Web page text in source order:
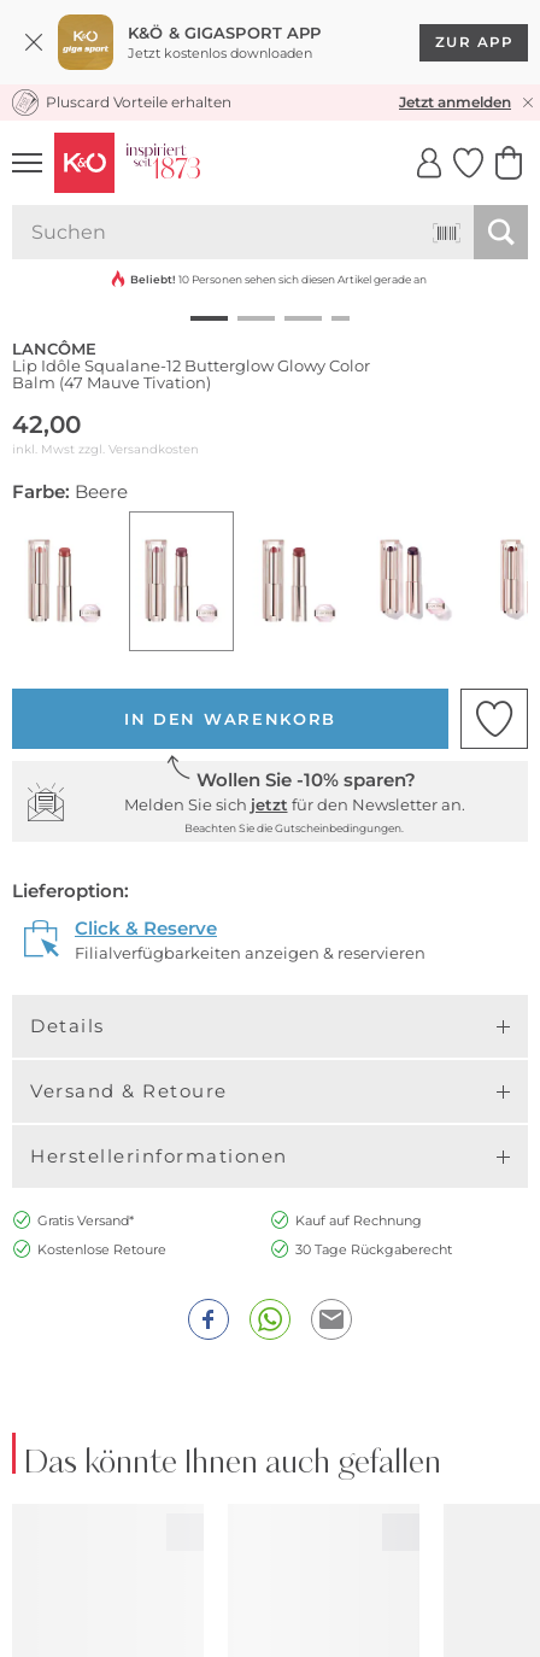
K&Ö & GIGASPORT APP
Jetzt kostenlos downloaden
ZUR APP
KOSTENLOSER VERSAND* & RÜCKVERSAND
Pluscard Vorteile erhalten Jetzt anmelden
UNSERE APP
CLICK &
Beliebt! 10 Personen sehen sich diesen Artikel gerade an
LANCÔME
Lip Idôle Squalane-12 Butterglow Glowy Color
Balm (47 Mauve Tivation)
42,00
inkl. Mwst zzgl. Versandkosten
Farbe: Beere
IN DEN WARENKORB
Wollen Sie -10% sparen?
Melden Sie sich jetzt für den Newsletter an.
Beachten Sie die Gutscheinbedingungen.
Lieferoption:
Click & Reserve
Filialverfügbarkeiten anzeigen & reservieren
Details
Versand & Retoure
Herstellerinformationen
Gratis Versand*
Kauf auf Rechnung
Kostenlose Retoure
30 Tage Rückgaberecht
Das könnte Ihnen auch gefallen